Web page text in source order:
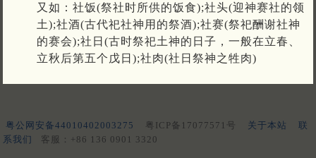
又如：社饭(祭社时所供的饭食);社头(迎神赛社的领
土);社酒(古代祀社神用的祭酒);社赛(祭祀酬谢社神
的赛会);社日(古时祭祀土神的日子，一般在立春、
立秋后第五个戊日);社肉(社日祭神之牲肉)
粤公网安备44010402003275 粤ICP备17077571号 关于本站
联
系我们
客服：+86 136 0901 3320